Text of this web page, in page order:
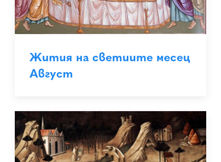
Жития на светиите месец
Август